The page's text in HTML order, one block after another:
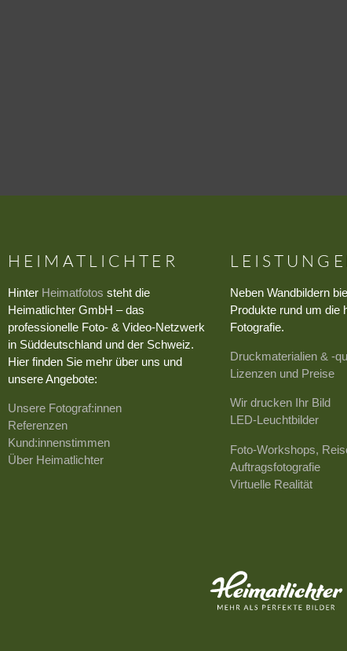
HEIMATLICHTER
Hinter Heimatfotos steht die
Heimatlichter GmbH – das
professionelle Foto- & Video-Netzwerk
in Süddeutschland und der Schweiz.
Hier finden Sie mehr über uns und
unsere Angebote:
Unsere Fotograf:innen
Referenzen
Kund:innenstimmen
Über Heimatlichter
Neben Wandbildern
Produkte rund um die
Fotografie.
Druckmaterialien & -
Lizenzen und Preise
Wir drucken Ihr Bild
LED-Leuchtbilder
Foto-Workshops,
Auftragsfotografie
Virtuelle Realität